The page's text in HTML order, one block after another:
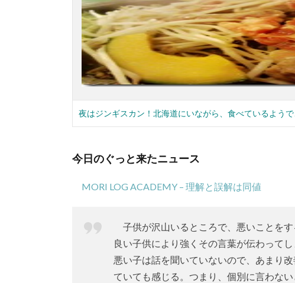
夜はジンギスカン！北海道にいながら、食べているようで
今日のぐっと来たニュース
MORI LOG ACADEMY – 理解と誤解は同値
子供が沢山いるところで、悪いことを
良い子供により強くその言葉が伝わって
悪い子は話を聞いていないので、あまり
ていても感じる。つまり、個別に言わな